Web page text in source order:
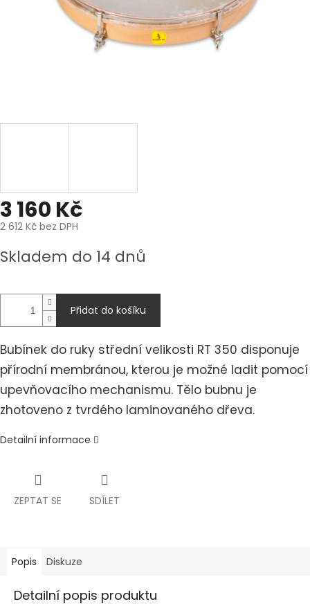
3 160 Kč
2 612 Kč bez DPH
cena:
Skladem do 14 dnů
Přidat do košíku
Bubínek do ruky střední velikosti RT 350 disponuje
přírodní membránou, kterou je možné ladit pomocí
upevňovacího mechanismu. Tělo bubnu je
zhotoveno z tvrdého laminovaného dřeva.
Detailní informace
ZEPTAT SE SDÍLET
Popis Diskuze
Detailní popis produktu